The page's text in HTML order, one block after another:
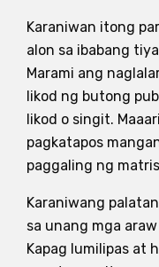
Karaniwan itong
alon sa ibabang
Marami ang
likod ng butong
likod o singit.
pagkatapos
paggaling ng
Karaniwang
sa unang mga
Kapag lumilipas at